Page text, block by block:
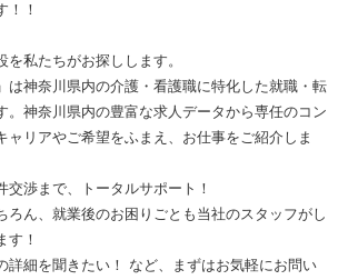
！！
私たちがお探しします。
は神奈川県内の介護・看護職に特化した就職・転
。神奈川県内の豊富な求人データから専任のコン
ャリアやご希望をふまえ、お仕事をご紹介しま
交渉まで、トータルサポート！
ろん、就業後のお困りごとも当社のスタッフがし
す！
詳細を聞きたい！ など、まずはお気軽にお問い